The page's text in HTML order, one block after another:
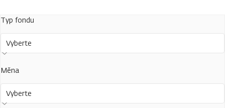
Typ fondu
Vyberte
Měna
Vyberte